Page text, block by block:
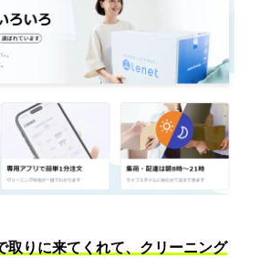
取りに来てくれて、クリーニング